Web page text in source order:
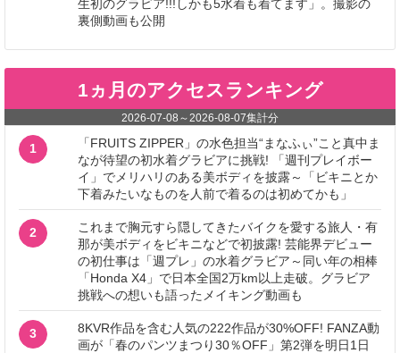
生初のグラビア!!!しかも5水着も着てます」。撮影の
裏側動画も公開
1ヵ月のアクセスランキング
2026-07-08 ～2026-08-07集計分
1
「FRUITS ZIPPER」の水色担当“まなふぃ”こと真中ま
なが待望の初水着グラビアに挑戦! 「週刊プレイボー
イ」でメリハリのある美ボディを披露～「ビキニとか
下着みたいなものを人前で着るのは初めてかも」
2
これまで胸元すら隠してきたバイクを愛する旅人・有
那が美ボディをビキニなどで初披露! 芸能界デビュー
の初仕事は「週プレ」の水着グラビア～同い年の相棒
「Honda X4」で日本全国2万km以上走破。グラビア
挑戦への想いも語ったメイキング動画も
3
8KVR作品を含む人気の222作品が30%OFF! FANZA動
画が「春のパンツまつり30％OFF」第2弾を明日1日